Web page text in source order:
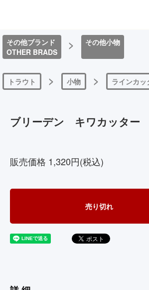
その他ブランド
OTHER BRADS
> その他小物
トラウト > 小物 > ラインカッ
ブリーデン キワカッター
販売価格 1,320円(税込)
売り切れ